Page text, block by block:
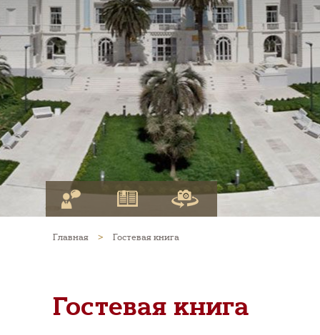
Главная > Гостевая книга
Гостевая книга